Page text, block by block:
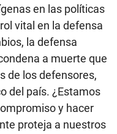
en las políticas
vital en la defensa
la defensa
a muerte que
de los defensores,
del país. ¿Estamos
y hacer
proteja a nuestros